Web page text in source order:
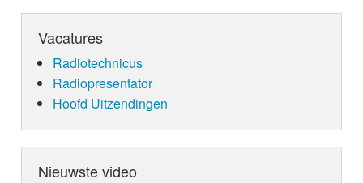
Vacatures
Radiotechnicus
Radiopresentator
Hoofd Uitzendingen
Nieuwste video